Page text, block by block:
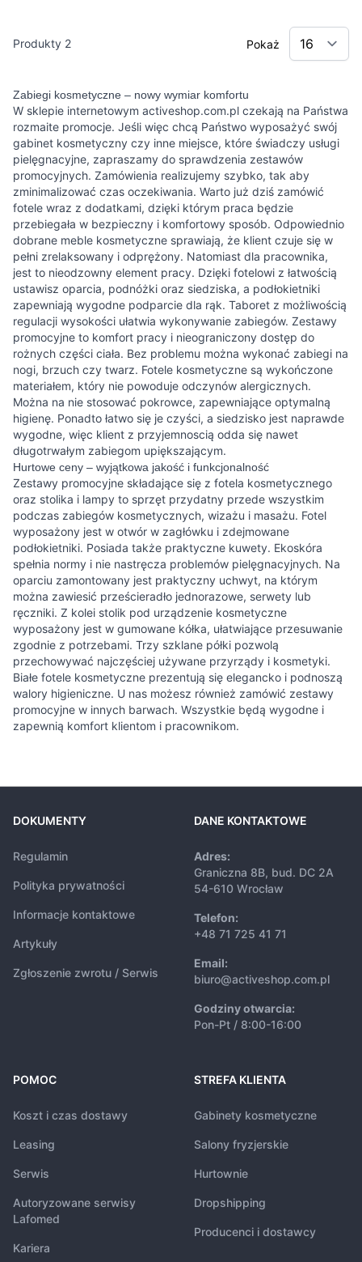
Produkty 2 Pokaż
Zabiegi kosmetyczne – nowy wymiar komfortu
W sklepie internetowym activeshop.com.pl czekają na Państwa
rozmaite promocje. Jeśli więc chcą Państwo wyposażyć swój
gabinet kosmetyczny czy inne miejsce, które świadczy usługi
pielęgnacyjne, zapraszamy do sprawdzenia zestawów
promocyjnych. Zamówienia realizujemy szybko, tak aby
zminimalizować czas oczekiwania. Warto już dziś zamówić
fotele wraz z dodatkami, dzięki którym praca będzie
przebiegała w bezpieczny i komfortowy sposób. Odpowiednio
dobrane meble kosmetyczne sprawiają, że klient czuje się w
pełni zrelaksowany i odprężony. Natomiast dla pracownika,
jest to nieodzowny element pracy. Dzięki fotelowi z łatwością
ustawisz oparcia, podnóżki oraz siedziska, a podłokietniki
zapewniają wygodne podparcie dla rąk. Taboret z możliwością
regulacji wysokości ułatwia wykonywanie zabiegów. Zestawy
promocyjne to komfort pracy i nieograniczony dostęp do
rożnych części ciała. Bez problemu można wykonać zabiegi na
nogi, brzuch czy twarz. Fotele kosmetyczne są wykończone
materiałem, który nie powoduje odczynów alergicznych.
Można na nie stosować pokrowce, zapewniające optymalną
higienę. Ponadto łatwo się je czyści, a siedzisko jest naprawde
wygodne, więc klient z przyjemnoscią odda się nawet
długotrwałym zabiegom upiększającym.
Hurtowe ceny – wyjątkowa jakość i funkcjonalność
Zestawy promocyjne składające się z fotela kosmetycznego
oraz stolika i lampy to sprzęt przydatny przede wszystkim
podczas zabiegów kosmetycznych, wizażu i masażu. Fotel
wyposażony jest w otwór w zagłówku i zdejmowane
podłokietniki. Posiada także praktyczne kuwety. Ekoskóra
spełnia normy i nie nastręcza problemów pielęgnacyjnych. Na
oparciu zamontowany jest praktyczny uchwyt, na którym
można zawiesić prześcieradło jednorazowe, serwety lub
ręczniki. Z kolei stolik pod urządzenie kosmetyczne
wyposażony jest w gumowane kółka, ułatwiające przesuwanie
zgodnie z potrzebami. Trzy szklane półki pozwolą
przechowywać najczęściej używane przyrządy i kosmetyki.
Białe fotele kosmetyczne prezentują się elegancko i podnoszą
walory higieniczne. U nas możesz również zamówić zestawy
promocyjne w innych barwach. Wszystkie będą wygodne i
zapewnią komfort klientom i pracownikom.
DOKUMENTY
Regulamin
Polityka prywatności
Informacje kontaktowe
Artykuły
Zgłoszenie zwrotu / Serwis
DANE KONTAKTOWE
Adres:
Graniczna 8B, bud. DC 2A
54-610 Wrocław
Telefon:
+48 71 725 41 71
Email:
biuro@activeshop.com.pl
Godziny otwarcia:
Pon-Pt / 8:00-16:00
POMOC
Koszt i czas dostawy
Leasing
Serwis
Autoryzowane serwisy
Lafomed
Kariera
STREFA KLIENTA
Gabinety kosmetyczne
Salony fryzjerskie
Hurtownie
Dropshipping
Producenci i dostawcy